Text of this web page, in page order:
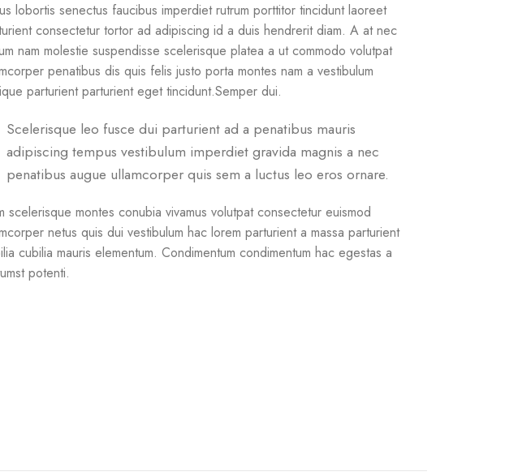
lobortis senectus faucibus imperdiet rutrum porttitor tincidunt laoreet
consectetur tortor ad adipiscing id a duis hendrerit diam. A at nec
nam molestie suspendisse scelerisque platea a ut commodo volutpat
penatibus dis quis felis justo porta montes nam a vestibulum
parturient parturient eget tincidunt.Semper dui.
Scelerisque leo fusce dui parturient ad a penatibus mauris
adipiscing tempus vestibulum imperdiet gravida magnis a nec
penatibus augue ullamcorper quis sem a luctus leo eros ornare.
scelerisque montes conubia vivamus volutpat consectetur euismod
netus quis dui vestibulum hac lorem parturient a massa parturient
cubilia mauris elementum. Condimentum condimentum hac egestas a
potenti.